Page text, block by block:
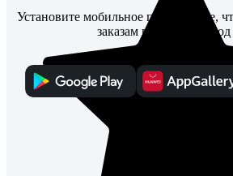
Установите мобильное приложение,
заказам всегда была